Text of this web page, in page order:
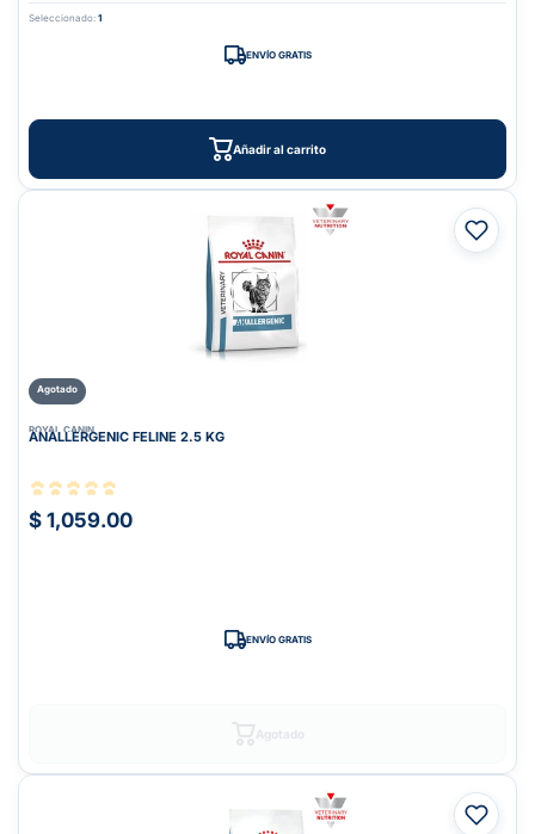
Seleccionado: 1
ENVÍO GRATIS
Añadir al carrito
Agotado
ROYAL CANIN
ANALLERGENIC FELINE 2.5 KG
$ 1,059.00
ENVÍO GRATIS